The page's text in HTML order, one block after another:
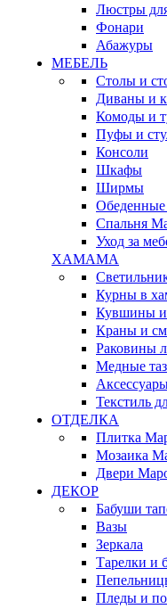
Люстры
Фонари
Абажуры
МЕБЕЛЬ
Столы и
Диваны и
Комоды и
Пуфы и
Консоли
Шкафы
Ширмы
Спальня
Уход за
ХАМАМА
Курны в
Кувшины и
Краны и
Раковины
Медные
Текстиль
ОТДЕЛКА
Плитка
Мозаика
Двери
ДЕКОР
Бабуши
Вазы
Зеркала
Тарелки и
Пледы и